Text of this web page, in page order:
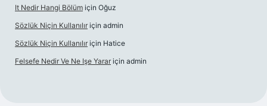
It Nedir Hangi Bölüm için Oğuz
Sözlük Niçin Kullanılır için admin
Sözlük Niçin Kullanılır için Hatice
Felsefe Nedir Ve Ne Işe Yarar için admin